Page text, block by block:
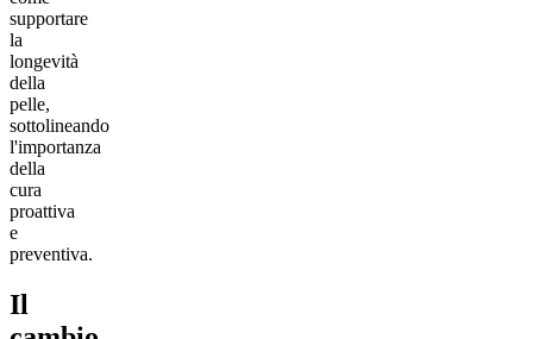
supportare
la
longevità
della
pelle,
sottolineando
l'importanza
della
cura
proattiva
e
preventiva.
Il